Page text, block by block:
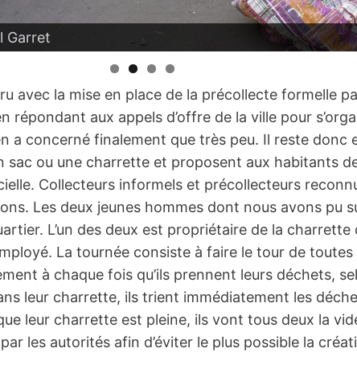
Garret
avec la mise en place de la précollecte formelle
aux appels d’offre de la ville pour
a concerné finalement que très peu. Il reste donc
sac ou une charrette et proposent aux habitants
Collecteurs informels et précollecteurs
Les deux jeunes hommes dont nous avons pu
L’un des deux est propriétaire de la
La tournée consiste à faire le tour de
à chaque fois qu’ils prennent leurs déchets,
leur charrette, ils trient immédiatement les
leur charrette est pleine, ils vont tous deux la
les autorités afin d’éviter le plus possible la